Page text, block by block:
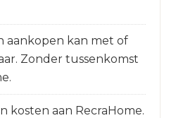
aankopen kan met of
Zonder tussenkomst
kosten aan RecraHome.